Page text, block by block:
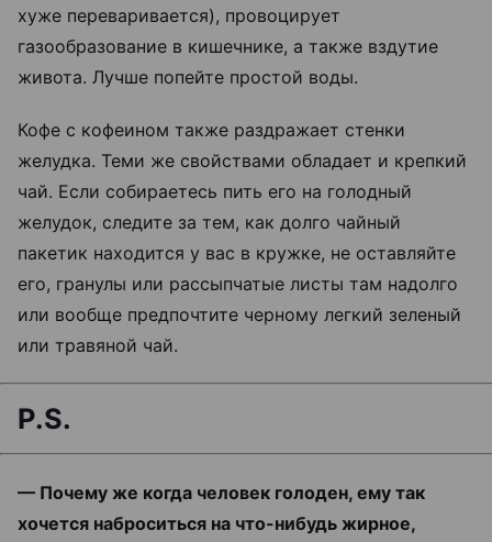
хуже переваривается), провоцирует
газообразование в кишечнике, а также вздутие
живота. Лучше попейте простой воды.
Кофе с кофеином также раздражает стенки
желудка. Теми же свойствами обладает и крепкий
чай. Если собираетесь пить его на голодный
желудок, следите за тем, как долго чайный
пакетик находится у вас в кружке, не оставляйте
его, гранулы или рассыпчатые листы там надолго
или вообще предпочтите черному легкий зеленый
или травяной чай.
P.S.
— Почему же когда человек голоден, ему так
хочется наброситься на что-нибудь жирное,